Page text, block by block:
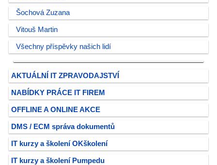
Šochová Zuzana
Vitouš Martin
Všechny příspěvky našich lidí
AKTUÁLNÍ IT ZPRAVODAJSTVÍ
NABÍDKY PRÁCE IT FIREM
OFFLINE A ONLINE AKCE
DMS / ECM správa dokumentů
IT kurzy a školení OKškolení
IT kurzy a školení Pumpedu